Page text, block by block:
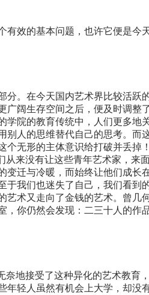
有效的基本问题，也许它便是今
。在今天国内艺术界比较活跃
阔生存空间之后，便及时调整
学院的教育传统中，人们更多
别人的思维替代自己的思考。而
无形的主体意识给打破并丢掉
来没有让这些青年艺术家，来
迁与冷暖，而始终让他们成长
于我们也迷失了自己，我们看到
术又走向了金钱的艺术。曾几
，你仍然会发现：二三十人的作
地接受了这种异化的艺术教育
轻人虽然有机会上大学，却没